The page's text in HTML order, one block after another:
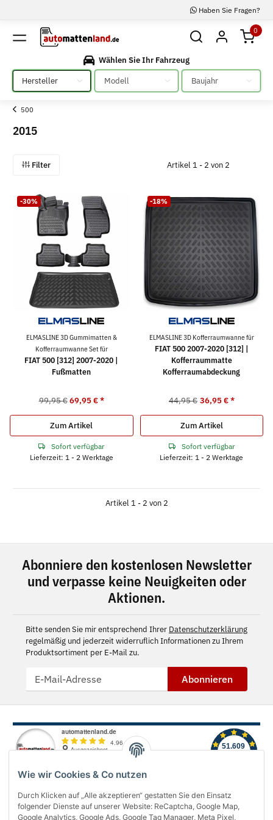
Wie wir Cookies & Co nutzen
Durch Klicken auf „Alle akzeptieren“ gestatten Sie den Einsatz
folgender Dienste auf unserer Website: ReCaptcha, Google Map,
Google Analytics, Google Ads, Google Tag Manager, Meta Pixel,
Haben Sie Fragen?
0
Wählen Sie Ihr Fahrzeug
Bitte auswählen
Bitte auswählen Bitte auswählen
500
2015
Filter Artikel 1 - 2 von 2
-30%
ELMASLINE 3D Gummimatten &
Kofferraumwanne Set für
FIAT 500 [312] 2007-2020 |
Fußmatten
99,95 € 69,95 €*
Zum Artikel
Sofort verfügbar
Lieferzeit: 1 - 2 Werktage
-18%
ELMASLINE 3D Kofferraumwanne für
FIAT 500 2007-2020 [312] |
Kofferraummatte
Kofferraumabdeckung
44,95 € 36,95 €*
Zum Artikel
Sofort verfügbar
Lieferzeit: 1 - 2 Werktage
Artikel 1 - 2 von 2
Abonniere den kostenlosen Newsletter
und verpasse keine Neuigkeiten oder
Aktionen.
Bitte senden Sie mir entsprechend Ihrer Datenschutzerklärung
regelmäßig und jederzeit widerruflich Informationen zu Ihrem
Produktsortiment per E-Mail zu.
Abonnieren
Über uns